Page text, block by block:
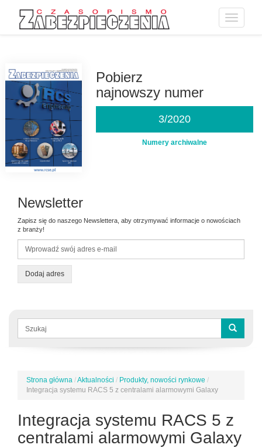
Toggle
Pobierz
najnowszy numer
3/2020
Numery archiwalne
Newsletter
Zapisz się do naszego Newslettera, aby otrzymywać informacje o nowościach
z branży!
Dodaj adres
Formularz
wyszukiwania
Jesteś
tutaj
Strona główna /Aktualności / Produkty, nowości rynkowe /
Integracja systemu RACS 5 z centralami alarmowymi Galaxy
Integracja systemu RACS 5 z
centralami alarmowymi Galaxy